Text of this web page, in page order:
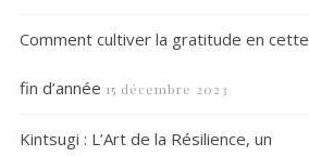
Comment cultiver la gratitude en cette
fin d’année 15 décembre 2023
Kintsugi : L’Art de la Résilience, un